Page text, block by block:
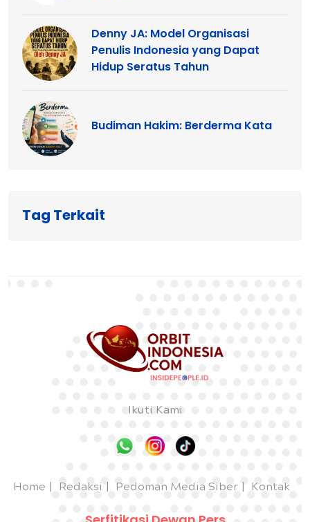
Denny JA: Model Organisasi
Penulis Indonesia yang Dapat
Hidup Seratus Tahun
Budiman Hakim: Berderma Kata
Tag Terkait
Ikuti Kami
Home Redaksi Pedoman Media Siber Kontak